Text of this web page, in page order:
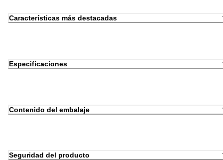
Características más destacadas
Especificaciones
Contenido del embalaje
Seguridad del producto